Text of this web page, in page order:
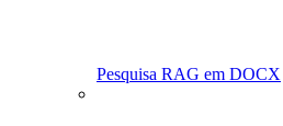
Pesquisa RAG em DOCX